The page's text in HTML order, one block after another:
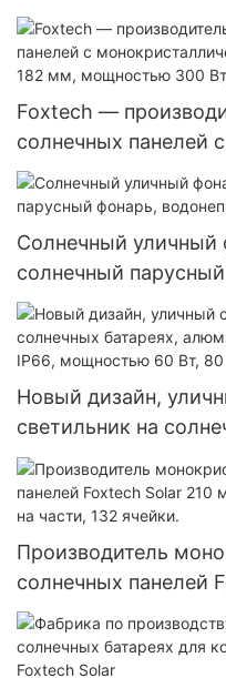
чистой
48 В, 120/240 В,
инверторы.
Foxtech —
солнечных панелей
элементами
300 Вт, 360 Вт и 400
Солнечный уличный
солнечный
водонепроницаемая
Новый дизайн,
светильник на
алюминиевый,
мощностью 60 Вт, 80
Производитель
солнечных панелей
Вт 670 Вт,